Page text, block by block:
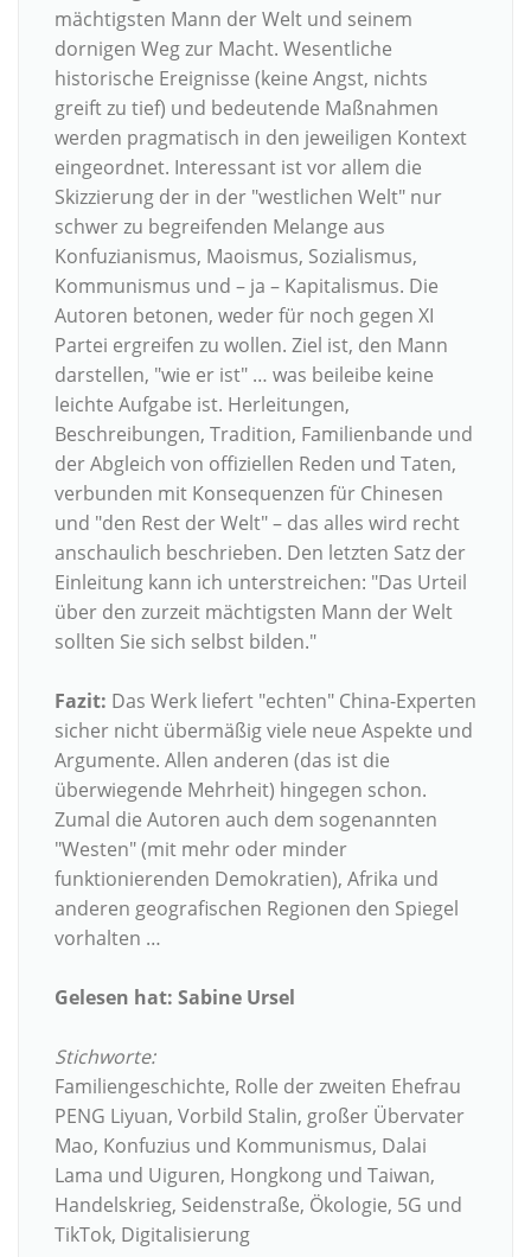
mächtigsten Mann der Welt und seinem
dornigen Weg zur Macht. Wesentliche
historische Ereignisse (keine Angst, nichts
greift zu tief) und bedeutende Maßnahmen
werden pragmatisch in den jeweiligen Kontext
eingeordnet. Interessant ist vor allem die
Skizzierung der in der "westlichen Welt" nur
schwer zu begreifenden Melange aus
Konfuzianismus, Maoismus, Sozialismus,
Kommunismus und – ja – Kapitalismus. Die
Autoren betonen, weder für noch gegen XI
Partei ergreifen zu wollen. Ziel ist, den Mann
darstellen, "wie er ist" … was beileibe keine
leichte Aufgabe ist. Herleitungen,
Beschreibungen, Tradition, Familienbande und
der Abgleich von offiziellen Reden und Taten,
verbunden mit Konsequenzen für Chinesen
und "den Rest der Welt" – das alles wird recht
anschaulich beschrieben. Den letzten Satz der
Einleitung kann ich unterstreichen: "Das Urteil
über den zurzeit mächtigsten Mann der Welt
sollten Sie sich selbst bilden."
Fazit: Das Werk liefert "echten" China-Experten
sicher nicht übermäßig viele neue Aspekte und
Argumente. Allen anderen (das ist die
überwiegende Mehrheit) hingegen schon.
Zumal die Autoren auch dem sogenannten
"Westen" (mit mehr oder minder
funktionierenden Demokratien), Afrika und
anderen geografischen Regionen den Spiegel
vorhalten …
Gelesen hat: Sabine Ursel
Stichworte:
Familiengeschichte, Rolle der zweiten Ehefrau
PENG Liyuan, Vorbild Stalin, großer Übervater
Mao, Konfuzius und Kommunismus, Dalai
Lama und Uiguren, Hongkong und Taiwan,
Handelskrieg, Seidenstraße, Ökologie, 5G und
TikTok, Digitalisierung